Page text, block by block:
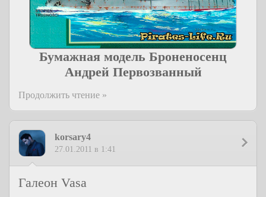
Бумажная модель Броненосенц
Андрей Первозванный
Продолжить чтение »
korsary4
27.01.2011 в 1:41
Галеон Vasa